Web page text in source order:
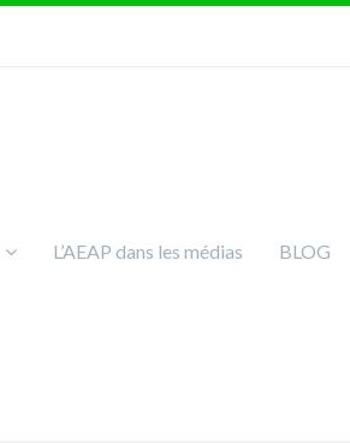
L’AEAP dans les médias BLOG